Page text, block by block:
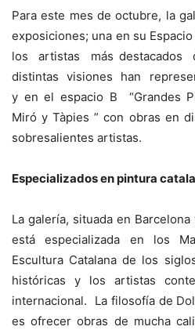
Para este mes de octubre, la
exposiciones; una en su
los artistas más
distintas visiones han
y en el espacio B “Grandes
Miró y Tàpies ” con obras en
sobresalientes artistas.
Especializados en pintura
La galería, situada en
está especializada en los
Escultura Catalana de los
históricas y los artistas
internacional. La filosofía de
es ofrecer obras de mucha